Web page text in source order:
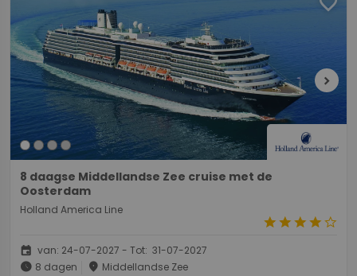
chevron_right
8 daagse Middellandse Zee cruise met de
Oosterdam
Holland America Line
starstarstarstarstar_border
event van: 24-07-2027 - Tot: 31-07-2027
schedule 8 dagen place Middellandse Zee